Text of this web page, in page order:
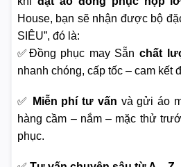
House, bạn sẽ nhận được bộ
SIÊU”, đó là:
✅Đồng phục may Sẵn chất
nhanh chóng, cấp tốc – cam kết
✅ Miễn phí tư vấn và gửi áo
hàng cầm – nắm – mặc thử
phục.